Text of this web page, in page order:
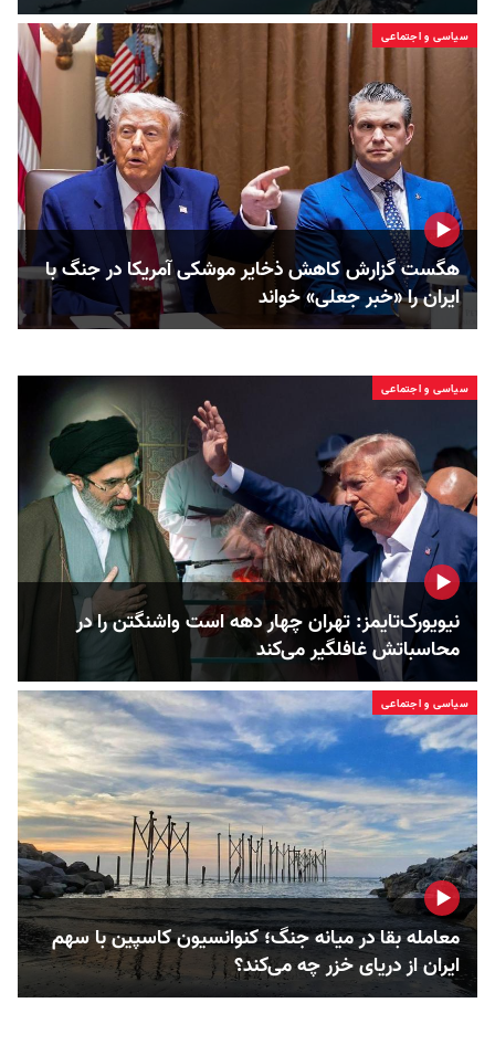
سیاسی و اجتماعی
هگست گزارش کاهش ذخایر موشکی آمریکا در جنگ با
ایران را «خبر جعلی» خواند
سیاسی و اجتماعی
نیویورک‌تایمز: تهران چهار دهه است واشنگتن را در
محاسباتش غافلگیر می‌کند
سیاسی و اجتماعی
معامله بقا در میانه جنگ؛ کنوانسیون کاسپین با سهم
ایران از دریای خزر چه می‌کند؟